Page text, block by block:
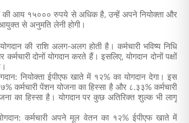
की आय १५००० रुपये से अधिक है, उन्हें अपने नियोक्ता और
से अनुमति लेनी होगी।
की राशि अलग-अलग होती है। कर्मचारी भविष्य निधि
दोनों योगदान करते हैं। इसलिए, योगदान दोनों पक्षों
नियोक्ता ईपीएफ खाते में १२% का योगदान देगा। इस
कर्मचारी पेंशन योजना का हिस्सा है और ८.३३% कर्मचारी
का हिस्सा है। योगदान पर कुछ अतिरिक्त शुल्क भी लागू
योगदान: कर्मचारी अपने मूल वेतन का १२% ईपीएफ खाते में